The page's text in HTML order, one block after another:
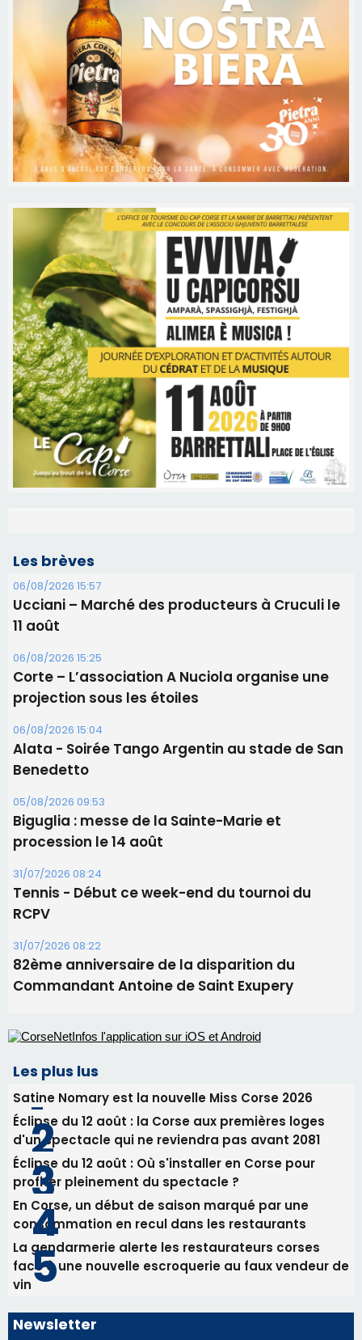
Les brèves
06/08/2026 15:57
Ucciani – Marché des producteurs à Cruculi le
11 août
06/08/2026 15:25
Corte – L’association A Nuciola organise une
projection sous les étoiles
06/08/2026 15:04
Alata - Soirée Tango Argentin au stade de San
Benedetto
05/08/2026 09:53
Biguglia : messe de la Sainte-Marie et
procession le 14 août
Tennis - Début ce week-end du tournoi du
RCPV
31/07/2026 08:22
82ème anniversaire de la disparition du
Commandant Antoine de Saint Exupery
Les plus lus
Satine Nomary est la nouvelle Miss Corse 2026
Éclipse du 12 août : la Corse aux premières loges
d'un spectacle qui ne reviendra pas avant 2081
Éclipse du 12 août : Où s'installer en Corse pour
profiter pleinement du spectacle ?